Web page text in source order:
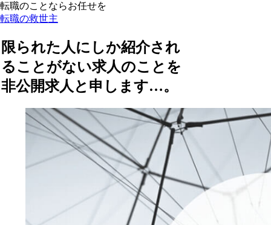
転職のことならお任せを
転職の救世主
限られた人にしか紹介され
ることがない求人のことを
非公開求人と申します…。